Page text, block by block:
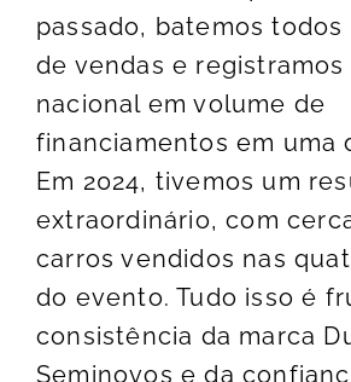
passado, batemos
de vendas e
nacional em volume de
financiamentos em uma
Em 2024, tivemos um
extraordinário, com
carros vendidos nas
do evento. Tudo isso é
consistência da marca
Seminovos e da